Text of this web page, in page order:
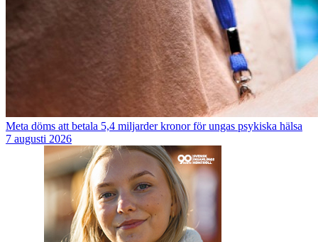
Meta döms att betala 5,4 miljarder kronor för ungas psykiska hälsa
7 augusti 2026